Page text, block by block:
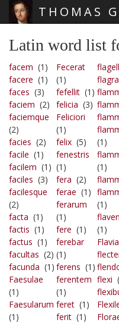
THOMAS
Latin word list
facem (1)
facere (1)
faces (3)
faciem (2)
faciemque
(2)
facies (2)
facile (1)
facilem (1)
faciles (3)
facilesque
(2)
facta (1)
factis (1)
factus (1)
facultas (2)
facunda (1)
Faesulae
(1)
Faesularum
(1)
Fecerat
(1)
fefellit (1)
felicia (3)
Feliciori
(1)
felix (5)
fenestris
(1)
fera (2)
ferae (1)
ferarum
(1)
fere (1)
ferebar
(1)
ferens (1)
ferentem
(1)
feret (1)
ferit (1)
(1)
(1)
(1)
(1)
Flavia
flexi